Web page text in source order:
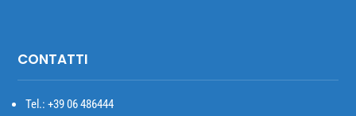
CONTATTI
Tel.: +3906 486444